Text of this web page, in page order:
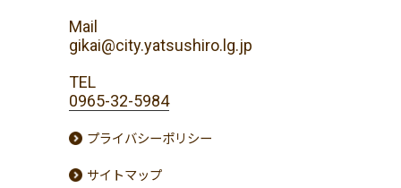
Mail
gikai@city.yatsushiro.lg.jp
TEL
0965-32-5984
プライバシーポリシー
サイトマップ